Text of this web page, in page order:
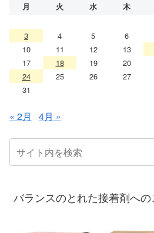
月 火 水 木
3
4 5 6
10
11 12 13
17
18 19 20
24
25 26 27
31
« 2月 4月 »
バランスのとれた接着剤への